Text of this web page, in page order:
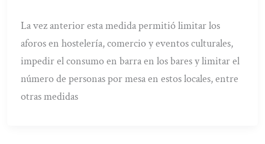
La vez anterior esta medida permitió limitar los
aforos en hostelería, comercio y eventos culturales,
impedir el consumo en barra en los bares y limitar el
número de personas por mesa en estos locales, entre
otras medidas